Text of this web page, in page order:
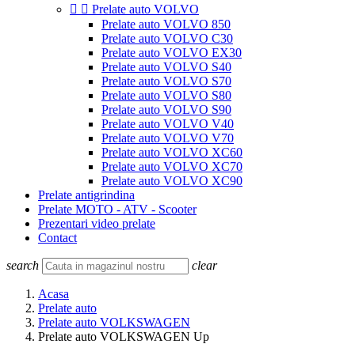
  Prelate auto VOLVO
Prelate auto VOLVO 850
Prelate auto VOLVO C30
Prelate auto VOLVO EX30
Prelate auto VOLVO S40
Prelate auto VOLVO S70
Prelate auto VOLVO S80
Prelate auto VOLVO S90
Prelate auto VOLVO V40
Prelate auto VOLVO V70
Prelate auto VOLVO XC60
Prelate auto VOLVO XC70
Prelate auto VOLVO XC90
Prelate antigrindina
Prelate MOTO - ATV - Scooter
Prezentari video prelate
Contact
search clear
Acasa
Prelate auto
Prelate auto VOLKSWAGEN
Prelate auto VOLKSWAGEN Up